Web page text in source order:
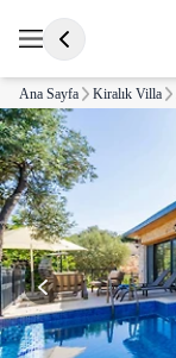
Ana Sayfa Kiralık Villa